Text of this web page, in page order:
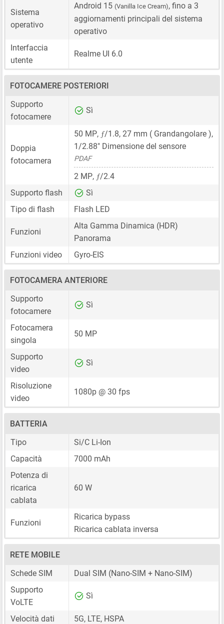
Sistema
operativo
Android 15 (Vanilla Ice Cream), fino a 3
aggiornamenti principali del sistema
operativo
Interfaccia
utente
Realme UI 6.0
FOTOCAMERE POSTERIORI
Supporto
fotocamere
Sì
Doppia
fotocamera
50 MP, ƒ/1.8, 27 mm ( Grandangolare ),
1/2.88" Dimensione del sensore
PDAF
2 MP, ƒ/2.4
Supporto flash
Sì
Tipo di flash
Flash LED
Funzioni
Alta Gamma Dinamica (HDR)
Panorama
Funzioni video
Gyro-EIS
FOTOCAMERA ANTERIORE
Supporto
fotocamere
Sì
Fotocamera
singola
50 MP
Supporto
video
Sì
Risoluzione
video
1080p @ 30 fps
BATTERIA
Tipo
Si/C Li-Ion
Capacità
7000 mAh
Potenza di
ricarica
cablata
60 W
Funzioni
Ricarica bypass
Ricarica cablata inversa
RETE MOBILE
Schede SIM
Dual SIM (Nano-SIM + Nano-SIM)
Supporto
VoLTE
Sì
Velocità dati
5G, LTE, HSPA